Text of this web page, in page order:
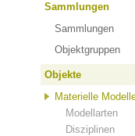
Sammlungen
Sammlungen
Objektgruppen
Objekte
Materielle
Modellarten
Disziplinen